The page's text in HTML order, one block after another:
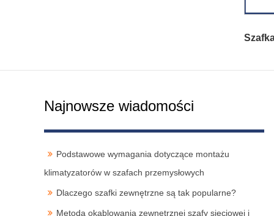
Najnowsze wiadomości
Podstawowe wymagania dotyczące montażu
klimatyzatorów w szafach przemysłowych
Dlaczego szafki zewnętrzne są tak popularne?
Metoda okablowania zewnętrznej szafy sieciowej i